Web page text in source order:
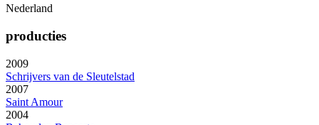
Nederland
producties
2009
Schrijvers van de Sleutelstad
2007
Saint Amour
2004